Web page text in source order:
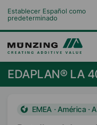
Establecer Español como
predeterminado
EDAPLAN® LA
EMEA · América ·